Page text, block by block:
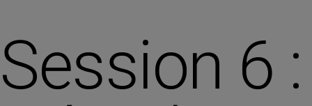
Session 6 :